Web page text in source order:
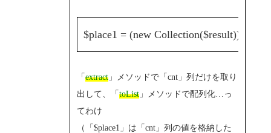
$place1 = (new Collection($result))-
「extract」メソッドで「cnt」列だけを取り
出して、「toList」メソッドで配列化…っ
てわけ
（「$place1」は「cnt」列の値を格納した